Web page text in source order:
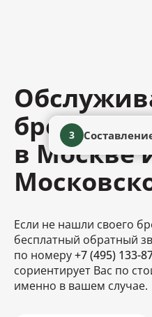
3
бренды
в Москве
Если не нашли своего
бесплатный обратный
по номеру+7 (495) 133-
сориентирует Вас по
именно в вашем случае.